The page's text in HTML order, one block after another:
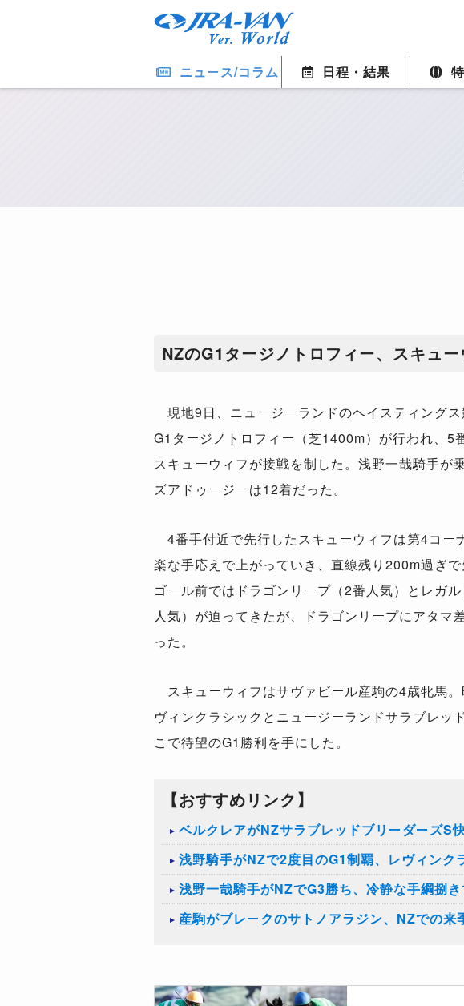
ニュース/コラム 日程・結果
​NZのG1タージノトロフィー、スキュ
現地9日、ニュージーランドのヘイスティング
G1タージノトロフィー（芝1400m）が行われ、5
スキューウィフが接戦を制した。浅野一哉騎手が
ズアドゥージーは12着だった。
4番手付近で先行したスキューウィフは第4コー
楽な手応えで上がっていき、直線残り200m過ぎで
ゴール前ではドラゴンリープ（2番人気）とレガ
人気）が迫ってきたが、ドラゴンリープにアタマ
った。
スキューウィフはサヴァビール産駒の4歳牝馬。
ヴィンクラシックとニュージーランドサラブレ
こで待望のG1勝利を手にした。
【おすすめリンク】
ベルクレアがNZサラブレッドブリーダーズS
浅野騎手がNZで2度目のG1制覇、レヴィンク
浅野一哉騎手がNZでG3勝ち、冷静な手綱捌
産駒がブレークのサトノアラジン、NZでの